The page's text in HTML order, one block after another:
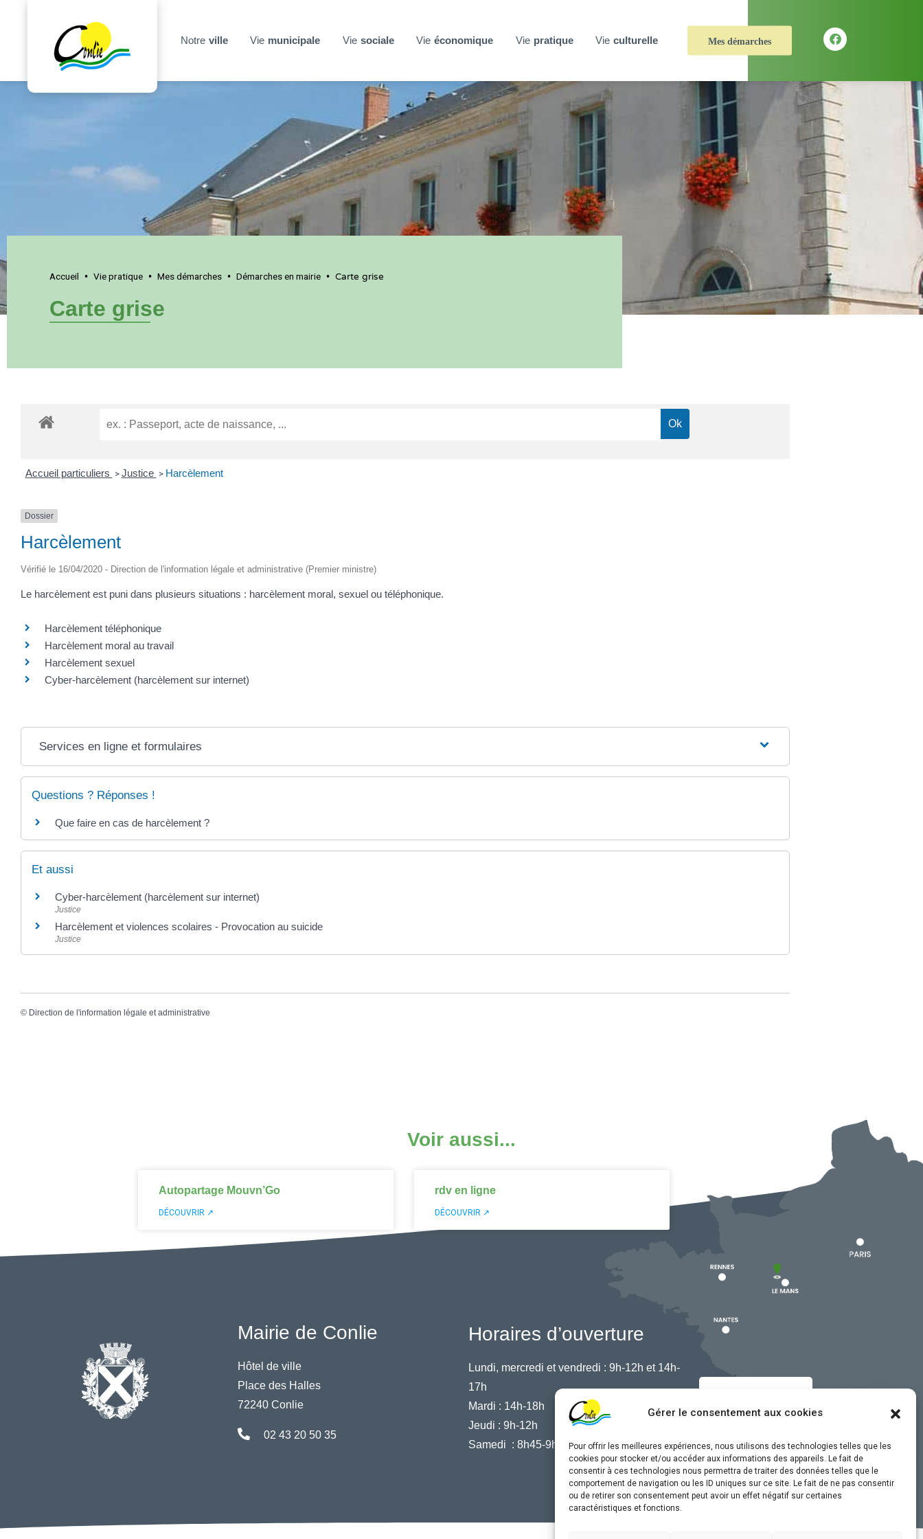
Gérer le consentement aux cookies
Pour offrir les meilleures expériences, nous utilisons des technologies telles que les
cookies pour stocker et/ou accéder aux informations des appareils. Le fait de
consentir à ces technologies nous permettra de traiter des données telles que le
comportement de navigation ou les ID uniques sur ce site. Le fait de ne pas consentir
ou de retirer son consentement peut avoir un effet négatif sur certaines
caractéristiques et fonctions.
Notre ville Vie municipale Vie sociale Vie économique Vie pratique Vie culturelle Mes démarches
Accueil • Vie pratique • Mes démarches • Démarches en mairie • Carte grise
Carte grise
Accueil particuliers > Justice > Harcèlement
Dossier
Harcèlement
Vérifié le 16/04/2020 - Direction de l'information légale et administrative (Premier ministre)
Le harcèlement est puni dans plusieurs situations : harcèlement moral, sexuel ou téléphonique.
Harcèlement téléphonique
Harcèlement moral au travail
Harcèlement sexuel
Cyber-harcèlement (harcèlement sur internet)
Services en ligne et formulaires
Questions ? Réponses !
Que faire en cas de harcèlement ?
Et aussi
Cyber-harcèlement (harcèlement sur internet)
Justice
Harcèlement et violences scolaires - Provocation au suicide
Justice
© Direction de l'information légale et administrative
Voir aussi...
Autopartage Mouvn’Go
DÉCOUVRIR ↗
rdv en ligne
DÉCOUVRIR ↗
Mairie de Conlie
Hôtel de ville
Place des Halles
72240 Conlie
02 43 20 50 35
Horaires d’ouverture
Lundi, mercredi et vendredi : 9h-12h et 14h-
17h
Mardi : 14h-18h
Jeudi : 9h-12h
Samedi : 8h45-9h45